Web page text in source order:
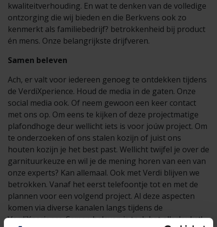
kwaliteitverhouding. En wat te denken van de volledige
ontzorging die wij bieden en die Berkvens ook zo
kenmerkt als familiebedrijf? betrokkenheid bij product
én mens. Onze belangrijkste drijfveren.
Samen beleven
Ach, er valt voor iedereen genoeg te ontdekken tijdens
de VerdiXperience. Houd de media in de gaten. Onze
social media ook. Of neem gewoon een keer contact
met ons op. Om eens te kijken of deze projectmatige
plafondhoge deur wellicht iets is voor joúw project. Om
te onderzoeken of ons stalen kozijn of juist ons
houten kozijn je het best past. Wellicht twijfel je over de
garnituurkeuze en wil je de mening horen van een van
onze experts? Kan allemaal. Ook met Verdi blijven we
betrokken. Vanaf het eerst telefoontje tot en met de
plannen voor een volgend project. Al deze aspecten
komen via diverse kanalen langs tijdens de
VerdiXperience. Samen beleven is toch het allerleukst!